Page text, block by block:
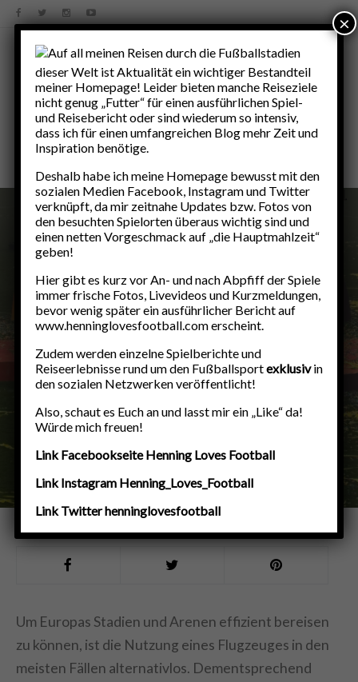
ALLGEMEIN
Das Jahr 2025…Fußball
verbindet!
Um Europas Stadien und Arenen effizient bereisen
zu können, ist die Nutzung eines Flugzeuges in den
meisten Fällen alternativlos. Dementsprechend
Auf all meinen Reisen durch die Fußballstadien
dieser Welt ist Aktualität ein wichtiger Bestandteil
meiner Homepage! Leider bieten manche Reiseziele
nicht genug „Futter“ für einen ausführlichen Spiel-
und Reisebericht oder sind wiederum so intensiv,
dass ich für einen umfangreichen Blog mehr Zeit und
Inspiration benötige.
Deshalb habe ich meine Homepage bewusst mit den
sozialen Medien Facebook, Instagram und Twitter
verknüpft, da mir zeitnahe Updates bzw. Fotos von
den besuchten Spielorten überaus wichtig sind und
einen netten Vorgeschmack auf „die Hauptmahlzeit“
geben!
Hier gibt es kurz vor An- und nach Abpfiff der Spiele
immer frische Fotos, Livevideos und Kurzmeldungen,
bevor wenig später ein ausführlicher Bericht auf
www.henninglovesfootball.com erscheint.
Zudem werden einzelne Spielberichte und
Reiseerlebnisse rund um den Fußballsportexklusivin
den sozialen Netzwerken veröffentlicht!
Also, schaut es Euch an und lasst mir ein „Like“ da!
Würde mich freuen!
Link Facebookseite Henning Loves Football
Link Instagram Henning_Loves_Football
Link Twitter henninglovesfootball
×